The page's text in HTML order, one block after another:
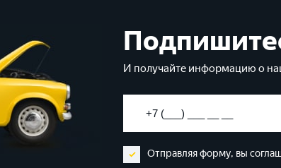
И получайте информацию о
Отправляя форму, вы